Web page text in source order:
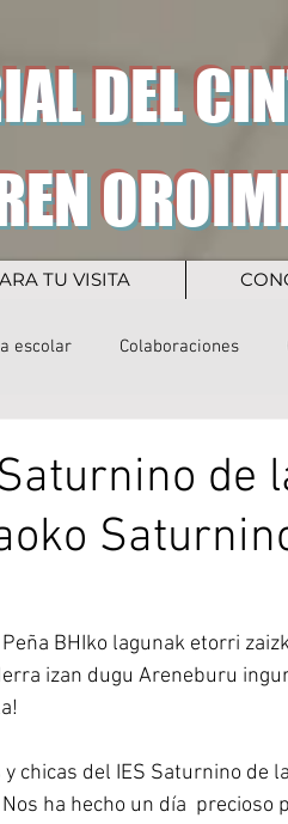
DEL
TU VISITA
escolar Colaboraciones
de
BHIko lagunak etorri
izan dugu Areneburu
chicas del IES Saturnino de
ha hecho un día